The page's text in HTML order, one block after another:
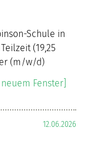
Schule in
(19,25
(m/w/d)
Fenster]
12.06.2026